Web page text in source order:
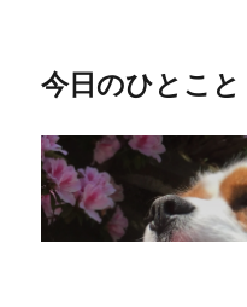
今日のひとこと